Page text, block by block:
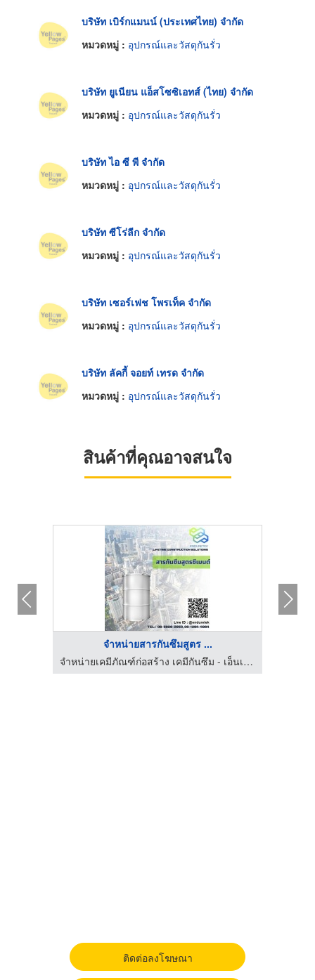
บริษัท เบิร์กแมนน์ (ประเทศไทย) จำกัด
หมวดหมู่ : อุปกรณ์และวัสดุกันรั่ว
บริษัท ยูเนียน แอ็สโซซิเอทส์ (ไทย) จำกัด
หมวดหมู่ : อุปกรณ์และวัสดุกันรั่ว
บริษัท ไอ ซี พี จำกัด
หมวดหมู่ : อุปกรณ์และวัสดุกันรั่ว
บริษัท ซีโร่ลีก จำกัด
หมวดหมู่ : อุปกรณ์และวัสดุกันรั่ว
บริษัท เซอร์เฟช โพรเท็ค จำกัด
หมวดหมู่ : อุปกรณ์และวัสดุกันรั่ว
บริษัท ลัคกี้ จอยท์ เทรด จำกัด
หมวดหมู่ : อุปกรณ์และวัสดุกันรั่ว
สินค้าที่คุณอาจสนใจ
จำหน่ายสารกันซึมสูตร ...
จำหน่ายเคมีภัณฑ์ก่อสร้าง เคมีกันซึม - เอ็นเดอร์เทค
ติดต่อลงโฆษณา